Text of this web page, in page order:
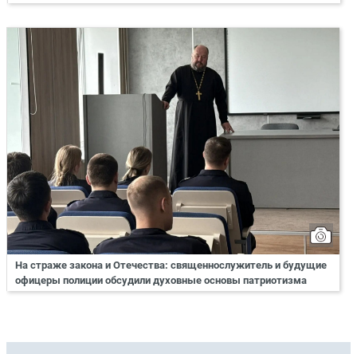
На страже закона и Отечества: священнослужитель и будущие
офицеры полиции обсудили духовные основы патриотизма